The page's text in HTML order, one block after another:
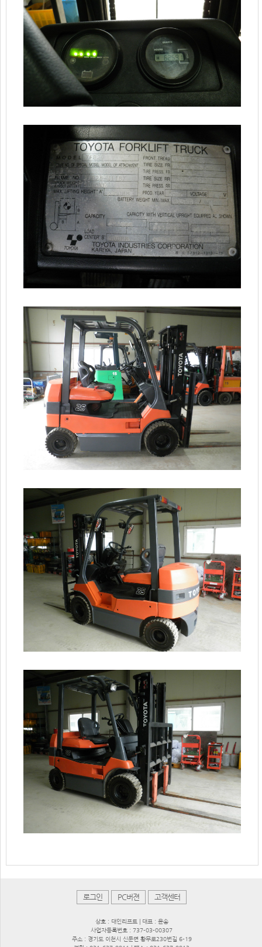
로그인 PC버젼 고객센터
상호 : 대인리프트 | 대표 : 윤송
사업자등록번호 : 737-03-00307
주소 : 경기도 이천시 신둔면 황무로230번길 6-19